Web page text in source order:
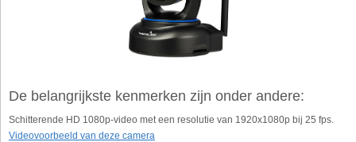
De belangrijkste kenmerken zijn onder andere:
Schitterende HD 1080p-video met een resolutie van 1920x1080p bij 25 fps.
Videovoorbeeld van deze camera